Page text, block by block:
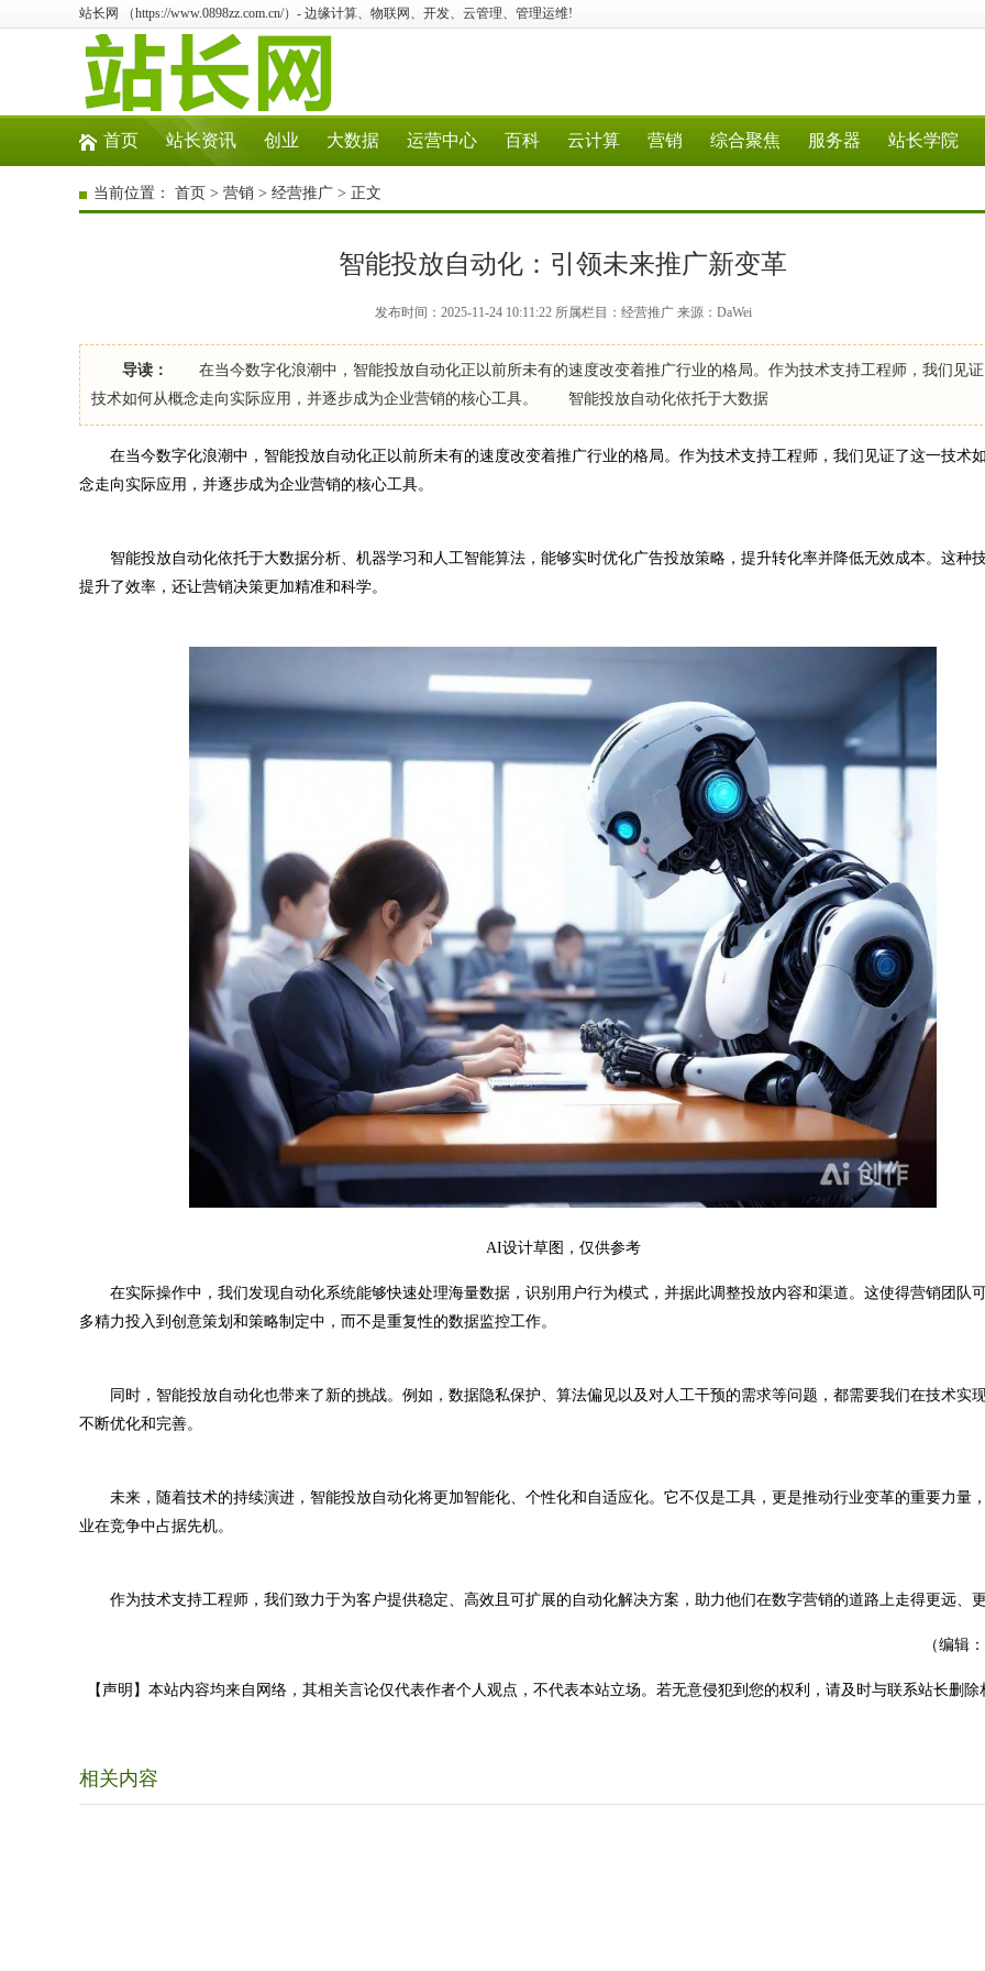
站长网 （https://www.0898zz.com.cn/）- 边缘计算、物联网、开发、云管理、管理运维!
首页 站长资讯 创业 大数据 运营中心 百科 云计算 营销 综合聚焦 服务器 站长学院
当前位置： 首页 > 营销 > 经营推广 > 正文
智能投放自动化：引领未来推广新变革
发布时间：2025-11-24 10:11:22 所属栏目：经营推广 来源：DaWei
导读：
在当今数字化浪潮中，智能投放自动化正以前所未有的速度改变着推广行业的格局。作为技术支持工程师，我们见
技术如何从概念走向实际应用，并逐步成为企业营销的核心工具。 智能投放自动化依托于大数据
在当今数字化浪潮中，智能投放自动化正以前所未有的速度改变着推广行业的格局。作为技术支持工程师，我们见证了这一技术
念走向实际应用，并逐步成为企业营销的核心工具。
智能投放自动化依托于大数据分析、机器学习和人工智能算法，能够实时优化广告投放策略，提升转化率并降低无效成本。这种
提升了效率，还让营销决策更加精准和科学。
AI设计草图，仅供参考
在实际操作中，我们发现自动化系统能够快速处理海量数据，识别用户行为模式，并据此调整投放内容和渠道。这使得营销团队
多精力投入到创意策划和策略制定中，而不是重复性的数据监控工作。
同时，智能投放自动化也带来了新的挑战。例如，数据隐私保护、算法偏见以及对人工干预的需求等问题，都需要我们在技术实
不断优化和完善。
未来，随着技术的持续演进，智能投放自动化将更加智能化、个性化和自适应化。它不仅是工具，更是推动行业变革的重要力量
业在竞争中占据先机。
作为技术支持工程师，我们致力于为客户提供稳定、高效且可扩展的自动化解决方案，助力他们在数字营销的道路上走得更远、更
（编辑
【声明】本站内容均来自网络，其相关言论仅代表作者个人观点，不代表本站立场。若无意侵犯到您的权利，请及时与联系站长删除
相关内容